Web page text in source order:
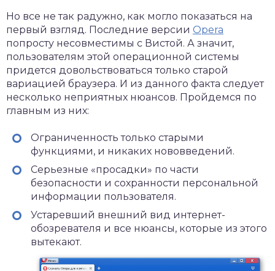
Но все не так радужно, как могло показаться на
первый взгляд. Последние версии Opera
попросту несовместимы с Вистой. А значит,
пользователям этой операционной системы
придется довольствоваться только старой
вариацией браузера. И из данного факта следует
несколько неприятных нюансов. Пройдемся по
главным из них:
Ограниченность только старыми
функциями, и никаких нововведений.
Серьезные «просадки» по части
безопасности и сохранности персональной
информации пользователя.
Устаревший внешний вид интернет-
обозревателя и все нюансы, которые из этого
вытекают.